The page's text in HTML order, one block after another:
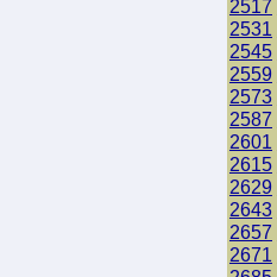
2517
2531
2545
2559
2573
2587
2601
2615
2629
2643
2657
2671